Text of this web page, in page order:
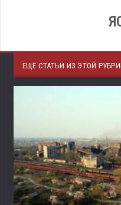
ЕЩЁ СТАТЬИ ИЗ ЭТОЙ